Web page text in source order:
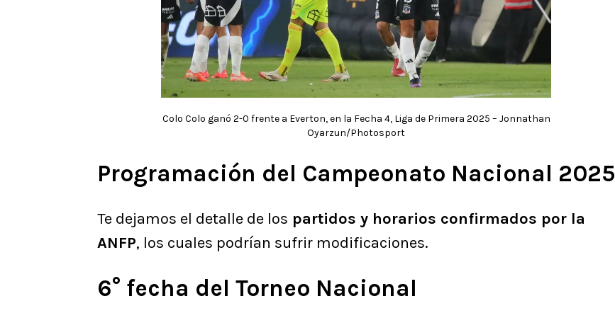
Colo Colo ganó 2-0 frente a Everton, en la Fecha 4, Liga de Primera 2025 – Jonnathan
Oyarzun/Photosport
Programación del Campeonato Nacional 2025
Te dejamos el detalle de los partidos y horarios confirmados por la
ANFP, los cuales podrían sufrir modificaciones.
6° fecha del Torneo Nacional